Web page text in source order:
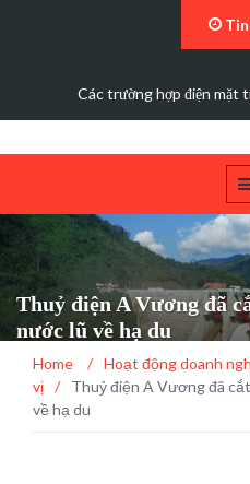
Các trường hợp điện mặt
Thuỷ điện A Vương đã
nước lũ về hạ du
Home / Hoạt động doanh
vị /
Thuỷ điện A Vương đã
về hạ du